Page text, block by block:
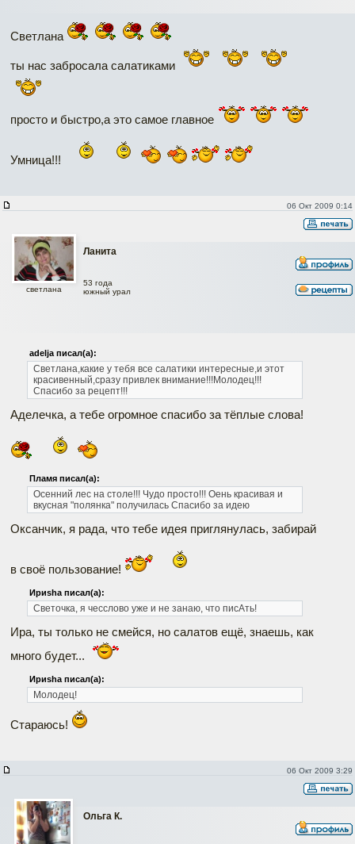
Светлана
ты нас забросала салатиками
просто и быстро,а это самое главное
Умница!!!
06 Окт 2009 0:14
Ланита
светлана
53 года
южный урал
adelja писал(а):
Светлана,какие у тебя все салатики интересные,и этот
красивенный,сразу привлек внимание!!!Молодец!!!
Спасибо за рецепт!!!
Аделечка, а тебе огромное спасибо за тёплые слова!
Пламя писал(а):
Осенний лес на столе!!! Чудо просто!!! Оень красивая и
вкусная "полянка" получилась Спасибо за идею
Оксанчик, я рада, что тебе идея приглянулась, забирай
в своё пользование!
Ириshа писал(а):
Светочка, я чесслово уже и не занаю, что писАть!
Ира, ты только не смейся, но салатов ещё, знаешь, как
много будет...
Ириshа писал(а):
Молодец!
Стараюсь!
06 Окт 2009 3:29
Ольга К.